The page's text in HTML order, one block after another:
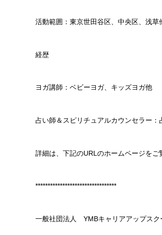
活動範囲：東京世田谷区、中央区、浅草
経歴
ヨガ講師：ベビーヨガ、キッズヨガ他
占い師＆スピリチュアルカウンセラー：
詳細は、下記のURLのホームページをご
*********************************
一般社団法人 YMBキャリアアップスク